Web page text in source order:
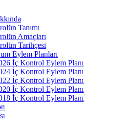
Tanımı
Amaçları
Tarihçesi
Eylem Planları
İç Kontrol Eylem Planı
İç Kontrol Eylem Planı
İç Kontrol Eylem Planı
İç Kontrol Eylem Planı
İç Kontrol Eylem Planı